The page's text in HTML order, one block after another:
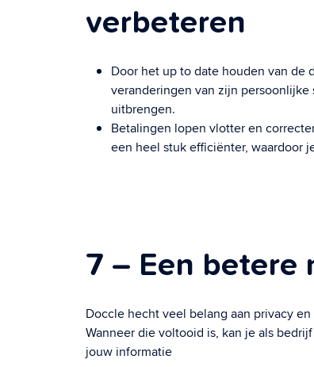
verbeteren
Door het up to date houden van de
veranderingen van zijn
uitbrengen.
Betalingen lopen vlotter en
een heel stuk efficiënter, waardoor
7 – Een betere
Doccle hecht veel belang aan privacy
Wanneer die voltooid is, kan je als
jouw informatie